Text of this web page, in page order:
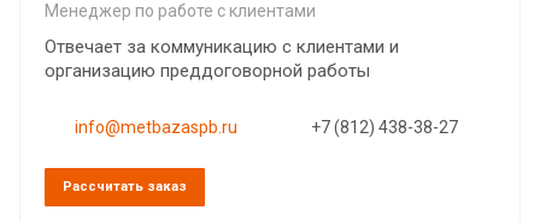
Менеджер по работе с клиентами
Отвечает за коммуникацию с клиентами и
организацию преддоговорной работы
info@metbazaspb.ru +7 (812) 438-38-27
Рассчитать заказ